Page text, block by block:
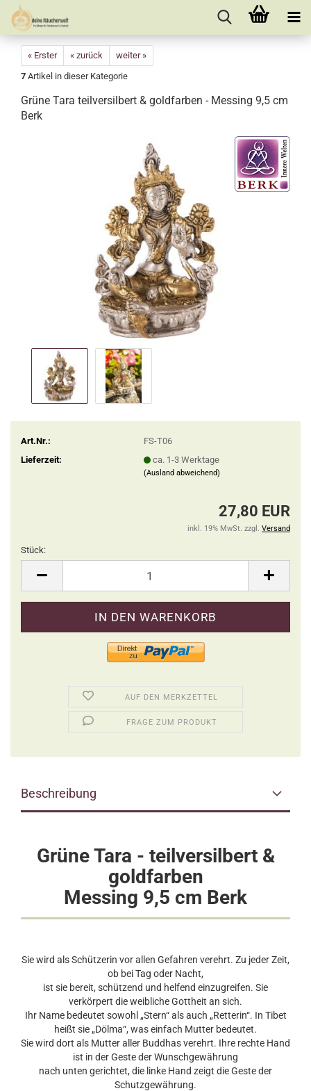
« Erster « zurück
weiter »
7 Artikel in dieser Kategorie
Grüne Tara teilversilbert & goldfarben - Messing 9,5 cm
Berk
Art.Nr.:
FS-T06
Lieferzeit:
ca. 1-3 Werktage
(Ausland abweichend)
27,80 EUR
inkl. 19% MwSt. zzgl. Versand
Stück:
AUF DEN MERKZETTEL
FRAGE ZUM PRODUKT
Beschreibung
Grüne Tara - teilversilbert &
goldfarben
Messing 9,5 cm Berk
Sie wird als Schützerin vor allen Gefahren verehrt. Zu jeder Zeit,
ob bei Tag oder Nacht,
ist sie bereit, schützend und helfend einzugreifen. Sie
verkörpert die weibliche Gottheit an sich.
Ihr Name bedeutet sowohl „Stern“ als auch „Retterin“. In Tibet
heißt sie „Dölma“, was einfach Mutter bedeutet.
Sie wird dort als Mutter aller Buddhas verehrt. Ihre rechte Hand
ist in der Geste der Wunschgewährung
nach unten gerichtet, die linke Hand zeigt die Geste der
Schutzgewährung.